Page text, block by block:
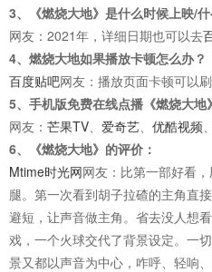
3、《燃烧大地》是什么时候上映/
网友：2021年，详细日期也可以去
4、燃烧大地如果播放卡顿怎么办？
百度贴吧网友：播放页面卡顿可以
5、手机版免费在线点播《燃烧大地
网友： 芒果TV 爱奇艺 优酷视频
6、《燃烧大地》的评价：
Mtime时光网网友：比第一部好看
腿。第一次看到胡子拉碴的主角直
避短，让声音做主角。省去没人想
戏，一个火球交代了背景设定。一
景又都以声音为中心，咋呼、轻响